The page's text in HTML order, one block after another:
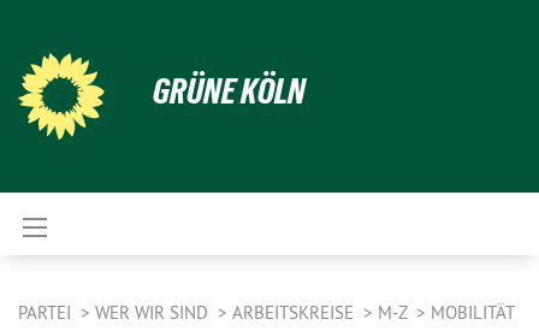
GRÜNE KÖLN
PARTEI WER WIR SIND ARBEITSKREISE M-Z MOBILITÄT